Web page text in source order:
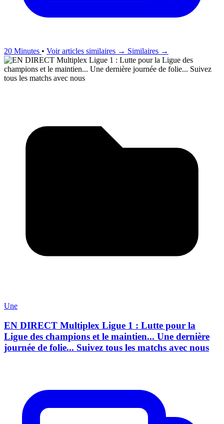
20 Minutes • Voir articles similaires → Similaires →
Une
EN DIRECT Multiplex Ligue 1 : Lutte pour la
Ligue des champions et le maintien... Une dernière
journée de folie... Suivez tous les matchs avec nous